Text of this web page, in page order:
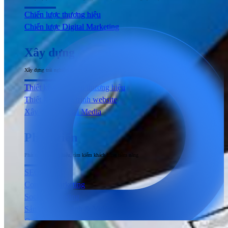
Chiến lược thương hiệu
Chiến lược Digital Marketing
Xây dựng
Xây dựng trải nghiệm người dùng đầu cuối tương tác với sản phẩm & dịch vụ
Thiết kế nhận diện thương hiệu
Thiết kế & Lập trình website
Xây dựng Social Media
Phát triển
Phát triển thương hiệu, tìm kiếm khách hàng tiềm năng
SEO
Content Marketing
Social Marketing
Sản xuất hình ảnh & Video
Quảng cáo trả phí